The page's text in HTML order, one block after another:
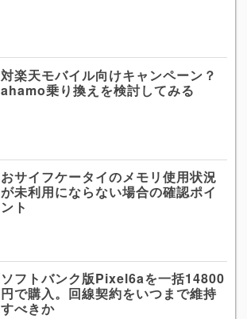
対楽天モバイル向けキャンペーン？
ahamo乗り換えを検討してみる
おサイフケータイのメモリ使用状況
が未利用にならない場合の確認ポイ
ント
ソフトバンク版Pixel6aを一括14800
円で購入。回線契約をいつまで維持
すべきか